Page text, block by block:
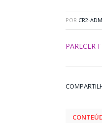
POR CR2-
PARECER